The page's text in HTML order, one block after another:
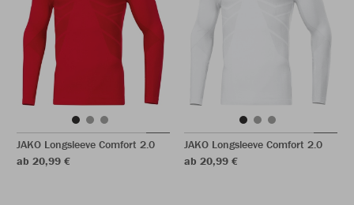
JAKO Longsleeve Comfort 2.0
ab 20,99 €
JAKO Longsleeve Comfort 2.0
ab 20,99 €